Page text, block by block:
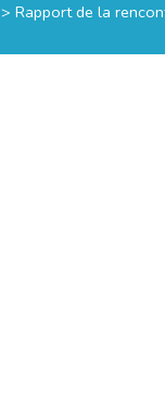
> Rapport de la